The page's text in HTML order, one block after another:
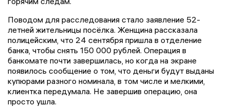
Поводом для расследования стало заявление 52-
летней жительницы посёлка. Женщина рассказала
полицейским, что 24 сентября пришла в отделение
банка, чтобы снять 150 000 рублей. Операция в
банкомате почти завершилась, но когда на экране
появилось сообщение о том, что деньги будут выданы
купюрами разного номинала, в том числе и мелкими,
клиентка передумала. Не завершив операцию, она
просто ушла.